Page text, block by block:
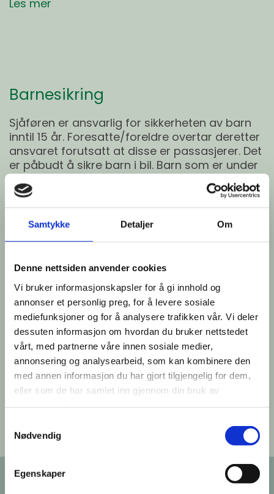
Samtykke Detaljer Om
Denne nettsiden anvender cookies
Vi bruker informasjonskapsler for å gi innhold og
annonser et personlig preg, for å levere sosiale
mediefunksjoner og for å analysere trafikken vår. Vi deler
dessuten informasjon om hvordan du bruker nettstedet
vårt, med partnerne våre innen sosiale medier,
annonsering og analysearbeid, som kan kombinere den
med annen informasjon du har gjort tilgjengelig for dem,
eller som de har samlet inn gjennom din bruk av
Nødvendig
Egenskaper
Les mer
Barnesikring
Sjåføren er ansvarlig for sikkerheten av barn
inntil 15 år. Foresatte/foreldre overtar deretter
ansvaret forutsatt at disse er passasjerer. Det
er påbudt å sikre barn i bil. Barn som er under
135 cm h...
Les mer
Transportvilkår for reisende med
Hønefoss Taxi SA
§ 1 Transportvilkårenes anvendelse
Transportvilkårene er avtalevilkår mellom den
reisende og taxifører. På alle forhold som ikke
er regulert her, kommer norsk lov til
anvendelse. § 2 Bestilling av tax...
Vanlig stilte spørsmål